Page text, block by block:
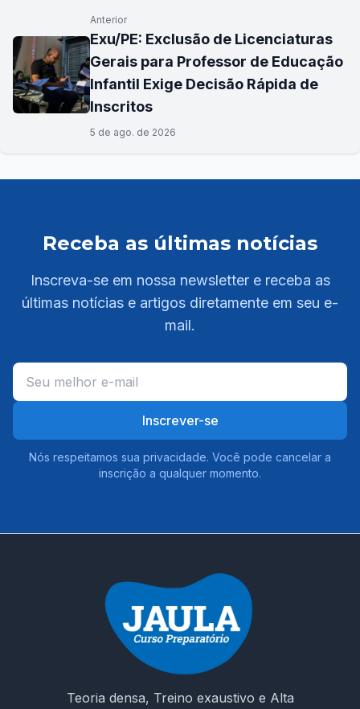
Anterior
Exu/PE: Exclusão de Licenciaturas
Gerais para Professor de Educação
Infantil Exige Decisão Rápida de
Inscritos
5 de ago. de 2026
Receba as últimas notícias
Inscreva-se em nossa newsletter e receba as
últimas notícias e artigos diretamente em seu e-
mail.
Inscrever-se
Nós respeitamos sua privacidade. Você pode cancelar a
inscrição a qualquer momento.
Teoria densa, Treino exaustivo e Alta